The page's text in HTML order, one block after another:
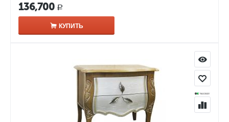
136,700 Р
КУПИТЬ